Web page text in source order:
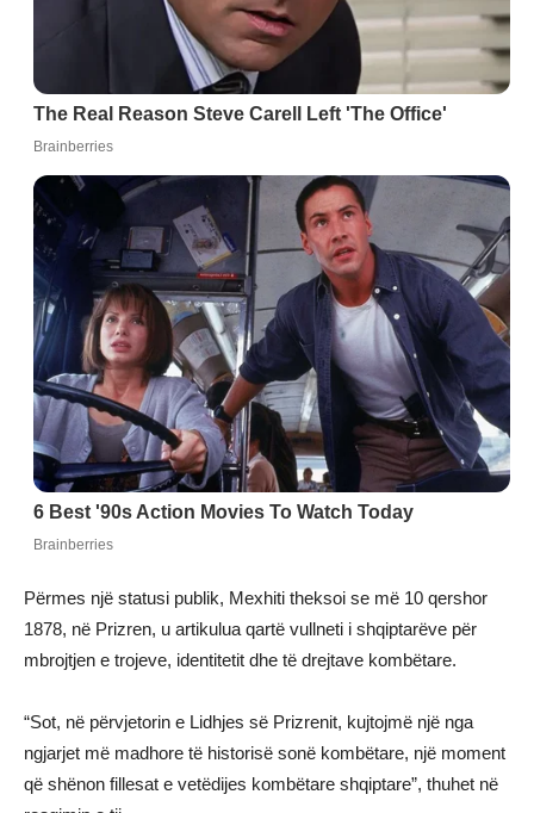
Përmes një statusi publik, Mexhiti theksoi se më 10 qershor
1878, në Prizren, u artikulua qartë vullneti i shqiptarëve për
mbrojtjen e trojeve, identitetit dhe të drejtave kombëtare.
“Sot, në përvjetorin e Lidhjes së Prizrenit, kujtojmë një nga
ngjarjet më madhore të historisë sonë kombëtare, një moment
që shënon fillesat e vetëdijes kombëtare shqiptare”, thuhet në